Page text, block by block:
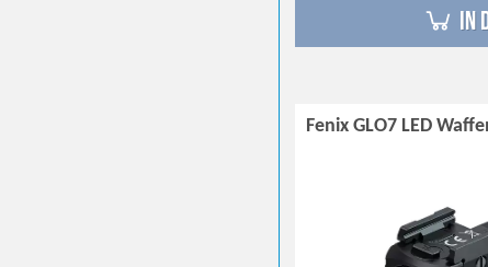
in
Fenix GLO7 LED